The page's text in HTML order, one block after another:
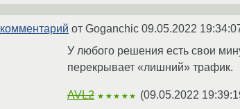
комментарий от Goganchic 09.05.2022
У любого решения есть свои
перекрывает «лишний» трафик.
AVL2 ★★★★★ (09.05.2022